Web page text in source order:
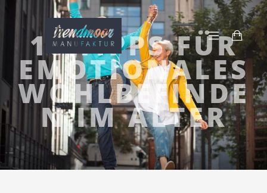
10 TIPPS FÜR
EMOTIONALES
WOHLBEFINDE
N IM ALTER